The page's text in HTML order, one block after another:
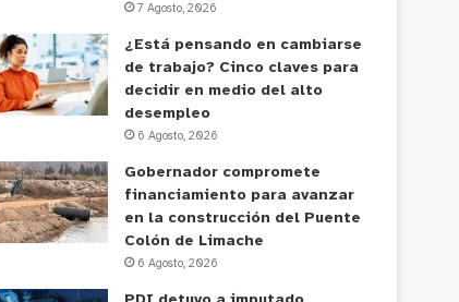
7 Agosto, 2026
¿Está pensando en cambiarse
de trabajo? Cinco claves para
decidir en medio del alto
desempleo
6 Agosto, 2026
Gobernador compromete
financiamiento para avanzar
en la construcción del Puente
Colón de Limache
6 Agosto, 2026